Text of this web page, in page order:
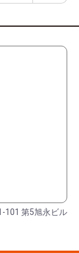
101 第5旭永ビル